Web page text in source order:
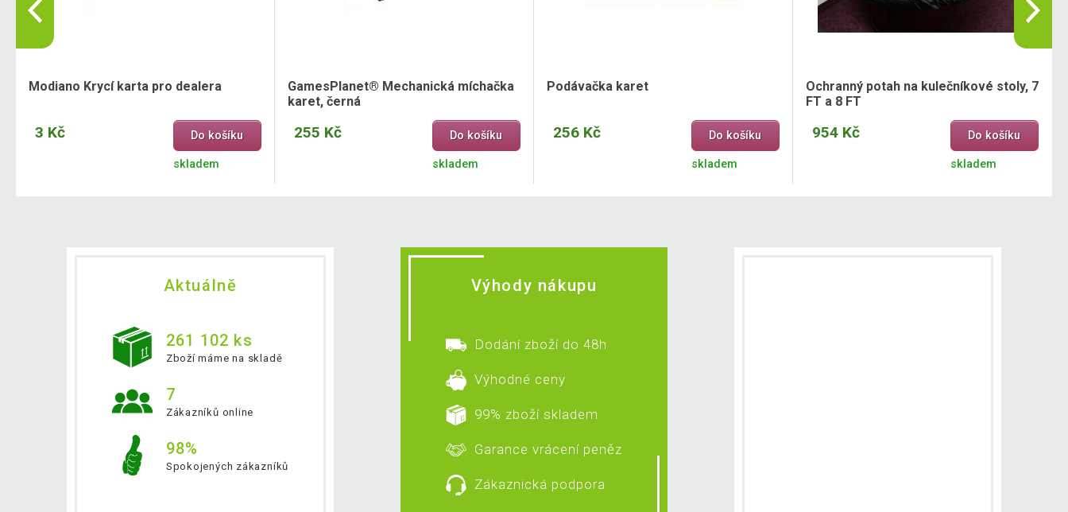
Modiano Krycí karta pro dealera
3 Kč Do košíku
skladem
GamesPlanet® Mechanická míchačka
karet, černá
255 Kč Do košíku
skladem
Podávačka karet
256 Kč Do košíku
skladem
Ochranný potah na kulečníkové stoly, 7
FT a 8 FT
954 Kč Do košíku
skladem
Aktuálně
261 102 ks
Zboží máme na skladě
7
Zákazníků online
98%
Spokojených zákazníků
Výhody nákupu
Dodání zboží do 48h
Výhodné ceny
99% zboží skladem
Garance vrácení peněz
Zákaznická podpora